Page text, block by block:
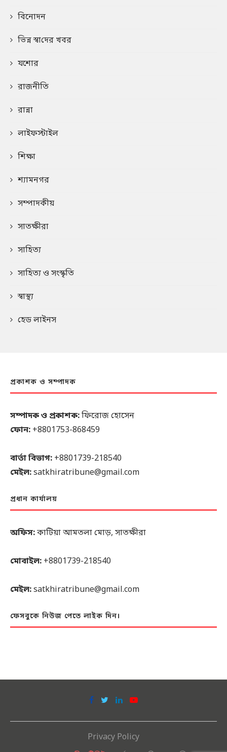
বিনোদন
ভিন্ন স্বা‌দের খবর
যশোর
রাজনীতি
রান্না
লাইফস্টাইল
শিক্ষা
শ্যামনগর
সম্পাদকীয়
সাতক্ষীরা
সাহিত্য
সাহিত্য ও সংস্কৃতি
স্বাস্থ্য
হেড লাইনস
প্রকাশক ও সম্পাদক
সম্পাদক ও প্রকাশক:ফিরোজ হোসেন
ফোন: +8801753-868459
বার্তা বিভাগ: +8801739-218540
মেইল:satkhiratribune@gmail.com
প্রধান কার্যালয়
অফিস:কাটিয়া আমতলা মোড়, সাতক্ষীরা
মোবাইল: +8801739-218540
মেইল:satkhiratribune@gmail.com
ফেসবুকে নিউজ পেতে লাইক দিন।
Privacy Policy